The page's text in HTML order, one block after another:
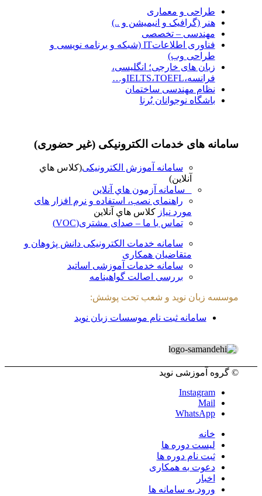
طراحی و معماری
هنر (گرافیک و انیمیشن و ..)
مهندسی – تخصصی
فناوری اطلاعاتIT (شبکه و برنامه نویسی و
طراحی وب)
زبان های خارجی؛ انگلیسی،
فرانسه،IELTS،TOEFLو…
نظام مهندسی ساختمان
باشگاه نوجوانان بُرنا
سامانه های خدمات الکترونیکی (غیر حضوری)
سامانه آموزش الکترونیکی(کلاس هاي
آنلاين)
سامانه آزمون هاي آنلاين
راهنمای نصب، استفاده و نرم افزار های
مورد نیاز کلاس هاي آنلاين
تماس با ما – صدای مشتری(VOC)
سامانه خدمات الکترونیکی دانش پژوهان و
متقاضیان همکاری
سامانه خدمات آموزشی اساتید
بررسی اصالت گواهینامه
موسسه زبان نوید و شعب تحت پوشش:
سامانه ثبت نام موسسات زبان نوید
© گروه آموزشی نوید
Instagram
Mail
WhatsApp
خانه
لیست دوره ها
ثبت نام دوره ها
دعوت به همکاری
اخبار
ورود به سامانه ها